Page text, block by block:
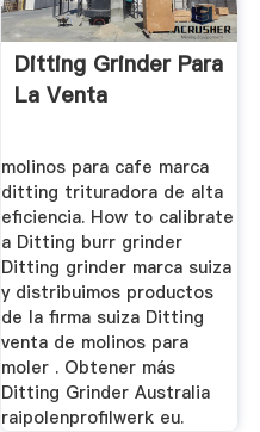
Ditting Grinder Para
La Venta
molinos para cafe marca
ditting trituradora de alta
eficiencia. How to calibrate
a Ditting burr grinder
Ditting grinder marca suiza
y distribuimos productos
de la firma suiza Ditting
venta de molinos para
moler . Obtener más
Ditting Grinder Australia
raipolenprofilwerk eu.